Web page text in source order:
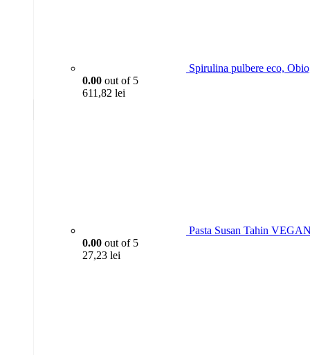
Spirulina pulbere eco,
0.00 out of 5
611,82 lei
Pasta Susan Tahin
0.00 out of 5
27,23 lei